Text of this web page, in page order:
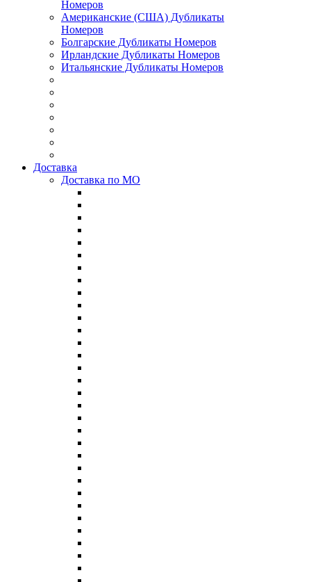
Номеров
Американские (США) Дубликаты
Номеров
Болгарские Дубликаты Номеров
Ирландские Дубликаты Номеров
Итальянские Дубликаты Номеров
Доставка
Доставка по МО